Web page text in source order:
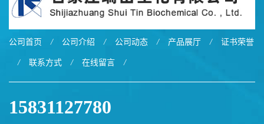
公司首页 / 公司介绍 / 公司动态 / 产品展厅 / 证书荣誉
/ 联系方式 / 在线留言 /
15831127780